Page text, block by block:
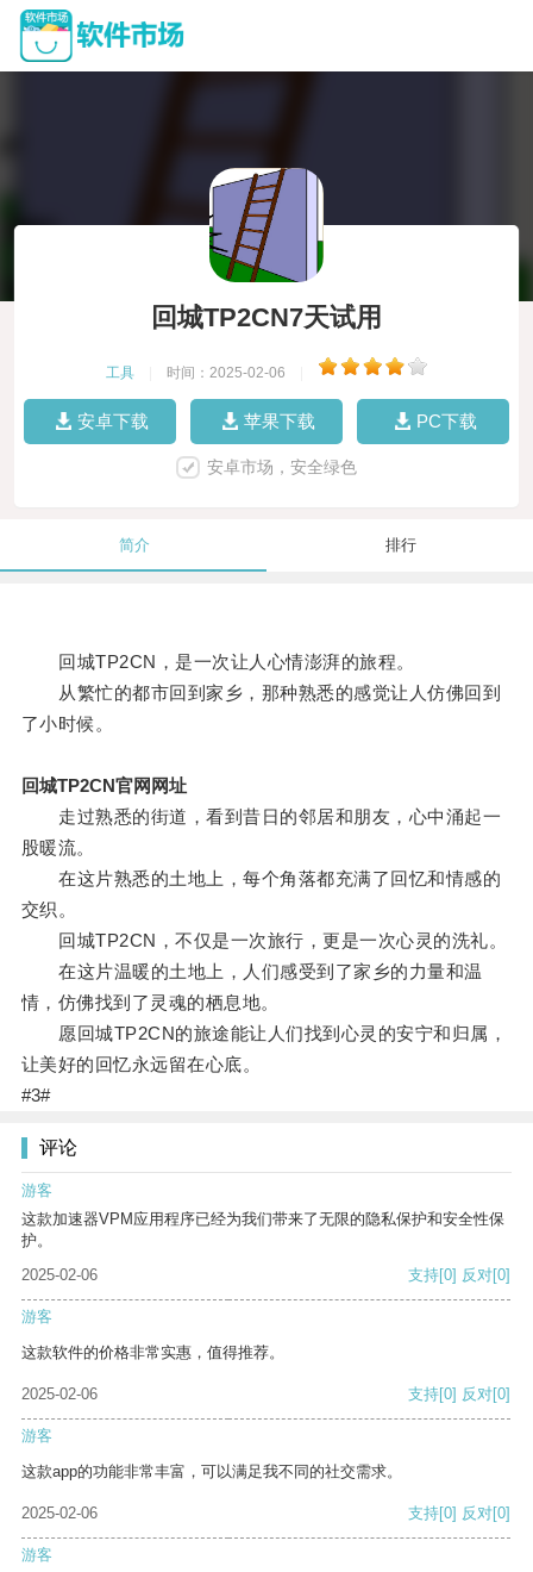
回城TP2CN7天试用
工具 时间：2025-02-06
安卓下载 苹果下载 PC下载
安卓市场，安全绿色
简介 排行
回城TP2CN，是一次让人心情澎湃的旅程。
从繁忙的都市回到家乡，那种熟悉的感觉让人仿佛回到
了小时候。
回城TP2CN官网网址
走过熟悉的街道，看到昔日的邻居和朋友，心中涌起一
股暖流。
在这片熟悉的土地上，每个角落都充满了回忆和情感的
交织。
回城TP2CN，不仅是一次旅行，更是一次心灵的洗礼。
在这片温暖的土地上，人们感受到了家乡的力量和温
情，仿佛找到了灵魂的栖息地。
愿回城TP2CN的旅途能让人们找到心灵的安宁和归属，
让美好的回忆永远留在心底。
#3#
评论
游客
这款加速器VPM应用程序已经为我们带来了无限的隐私保护和安全性保
护。
2025-02-06
支持[0] 反对[0]
游客
这款软件的价格非常实惠，值得推荐。
2025-02-06 支持[0] 反对[0]
游客
这款app的功能非常丰富，可以满足我不同的社交需求。
2025-02-06 支持[0] 反对[0]
游客